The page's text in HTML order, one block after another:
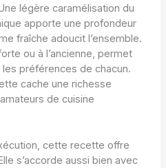
légère caramélisation du
apporte une profondeur
fraîche adoucit l’ensemble.
ou à l’ancienne, permet
préférences de chacun.
cache une richesse
de cuisine
cette recette offre
s’accorde aussi bien avec